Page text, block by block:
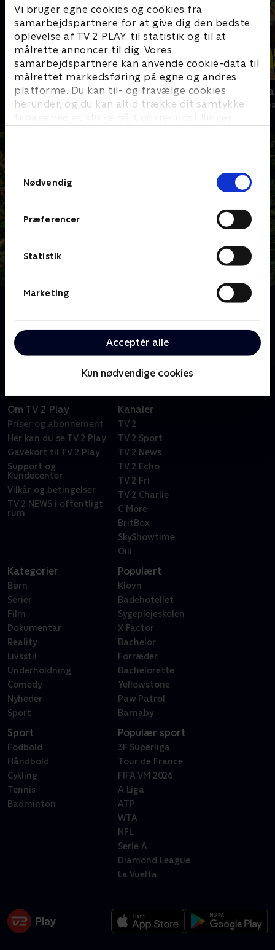
Vi bruger egne cookies og cookies fra
samarbejdspartnere for at give dig den bedste
oplevelse af TV 2 PLAY, til statistik og til at
målrette annoncer til dig. Vores
samarbejdspartnere kan anvende cookie-data til
målrettet markedsføring på egne og andres
platforme. Du kan til- og fravælge cookies
herunder, og du kan altid trække dit samtykke
tilbage ved at klikke på ’Cookie-indstillinger’ i
Nødvendig
Præferencer
Statistik
Marketing
Acceptér alle
Kun nødvendige cookies
De bedste år
Komedie • 2 sæsoner
Langt fra
Komedie • 5
Frank Hvam og Casper Christensen, som spiller
overdrevne versioner af sig selv.
Om TV 2 Play
Priser og abonnement
Her kan du se TV 2 Play
Gavekort til TV 2 Play
Support og
Kundecenter
Vilkår og betingelser
TV 2 NEWS i offentligt
rum
Kanaler
TV 2
TV 2 Sport
TV 2 News
TV 2 Echo
TV 2 Fri
TV 2 Charlie
C More
BritBox
SkyShowtime
Oiii
Kategorier
Børn
Serier
Film
Dokumentar
Reality
Livsstil
Underholdning
Comedy
Nyheder
Sport
Populært
Klovn
Badehotellet
Sygeplejeskolen
X Factor
Bachelor
Forræder
Bachelorette
Yellowstone
Paw Patrol
Barnaby
Sport
Fodbold
Håndbold
Cykling
Tennis
Badminton
Populær sport
3F Superliga
Tour de France
FIFA VM 2026
A Liga
ATP
WTA
NFL
Serie A
Diamond League
La Vuelta